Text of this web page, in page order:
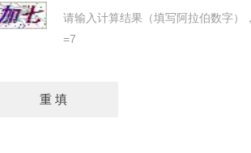
请输入计算结果（填写阿拉伯数字）
=7